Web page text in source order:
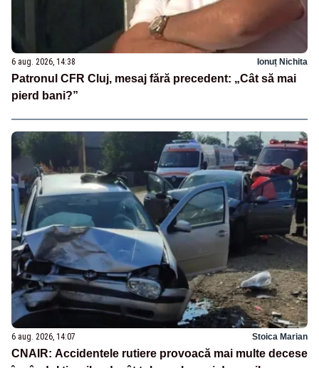
6 aug. 2026, 14:38 Ionuț Nichita
Patronul CFR Cluj, mesaj fără precedent: „Cât să mai
pierd bani?”
6 aug. 2026, 14:07 Stoica Marian
CNAIR: Accidentele rutiere provoacă mai multe decese